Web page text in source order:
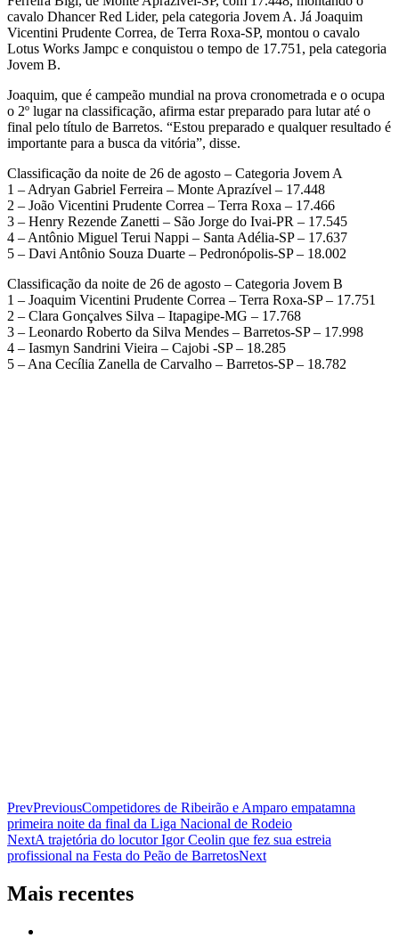
cavalo Dhancer Red Lider, pela categoria Jovem A. Já Joaquim
Vicentini Prudente Correa, de Terra Roxa-SP, montou o cavalo
Lotus Works Jampc e conquistou o tempo de 17.751, pela categoria
Jovem B.
Joaquim, que é campeão mundial na prova cronometrada e o ocupa
o 2º lugar na classificação, afirma estar preparado para lutar até o
final pelo título de Barretos. “Estou preparado e qualquer resultado é
importante para a busca da vitória”, disse.
Classificação da noite de 26 de agosto – Categoria Jovem A
1 – Adryan Gabriel Ferreira – Monte Aprazível – 17.448
2 – João Vicentini Prudente Correa – Terra Roxa – 17.466
3 – Henry Rezende Zanetti – São Jorge do Ivai-PR – 17.545
4 – Antônio Miguel Terui Nappi – Santa Adélia-SP – 17.637
5 – Davi Antônio Souza Duarte – Pedronópolis-SP – 18.002
Classificação da noite de 26 de agosto – Categoria Jovem B
1 – Joaquim Vicentini Prudente Correa – Terra Roxa-SP – 17.751
2 – Clara Gonçalves Silva – Itapagipe-MG – 17.768
3 – Leonardo Roberto da Silva Mendes – Barretos-SP – 17.998
4 – Iasmyn Sandrini Vieira – Cajobi ‐SP – 18.285
5 – Ana Cecília Zanella de Carvalho – Barretos-SP – 18.782
PrevPreviousCompetidores de Ribeirão e Amparo empatamna
primeira noite da final da Liga Nacional de Rodeio
NextA trajetória do locutor Igor Ceolin que fez sua estreia
profissional na Festa do Peão de BarretosNext
Mais recentes